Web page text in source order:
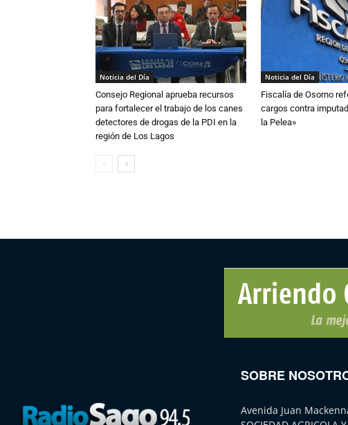
Noticia del Día
Consejo Regional aprueba recursos
para fortalecer el trabajo de los canes
detectores de drogas de la PDI en la
región de Los Lagos
Noticia del Día
Fiscalía de Osorno
cargos contra
la Pelea»
SOBRE
Avenida Juan